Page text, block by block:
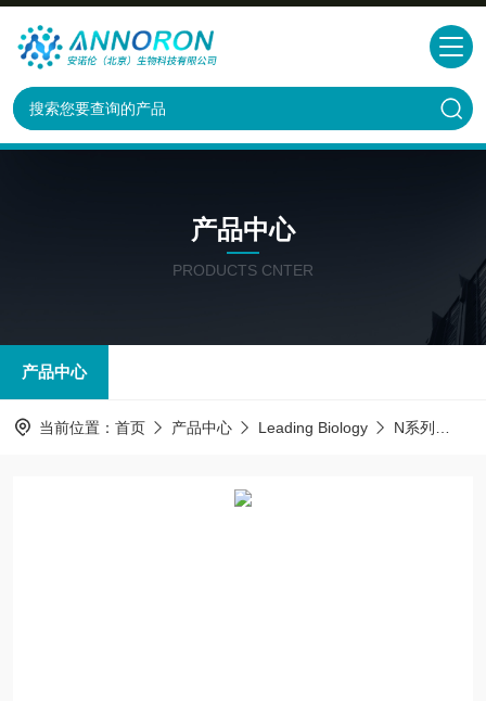
产品中心
PRODUCTS CNTER
产品中心
当前位置： 首页 产品中心 Leading Biology N系列